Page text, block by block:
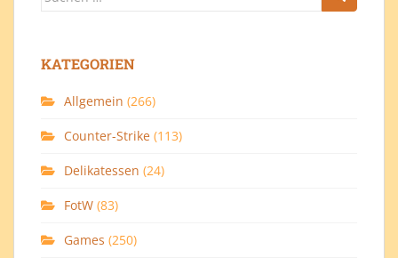
KATEGORIEN
Allgemein (266)
Counter-Strike (113)
Delikatessen (24)
FotW (83)
Games (250)